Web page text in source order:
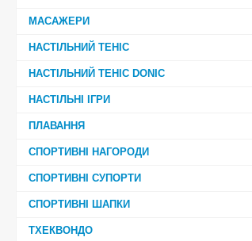
МАСАЖЕРИ
НАСТІЛЬНИЙ ТЕНІС
НАСТІЛЬНИЙ ТЕНІС DONIC
НАСТІЛЬНІ ІГРИ
ПЛАВАННЯ
СПОРТИВНІ НАГОРОДИ
СПОРТИВНІ СУПОРТИ
СПОРТИВНІ ШАПКИ
ТХЕКВОНДО